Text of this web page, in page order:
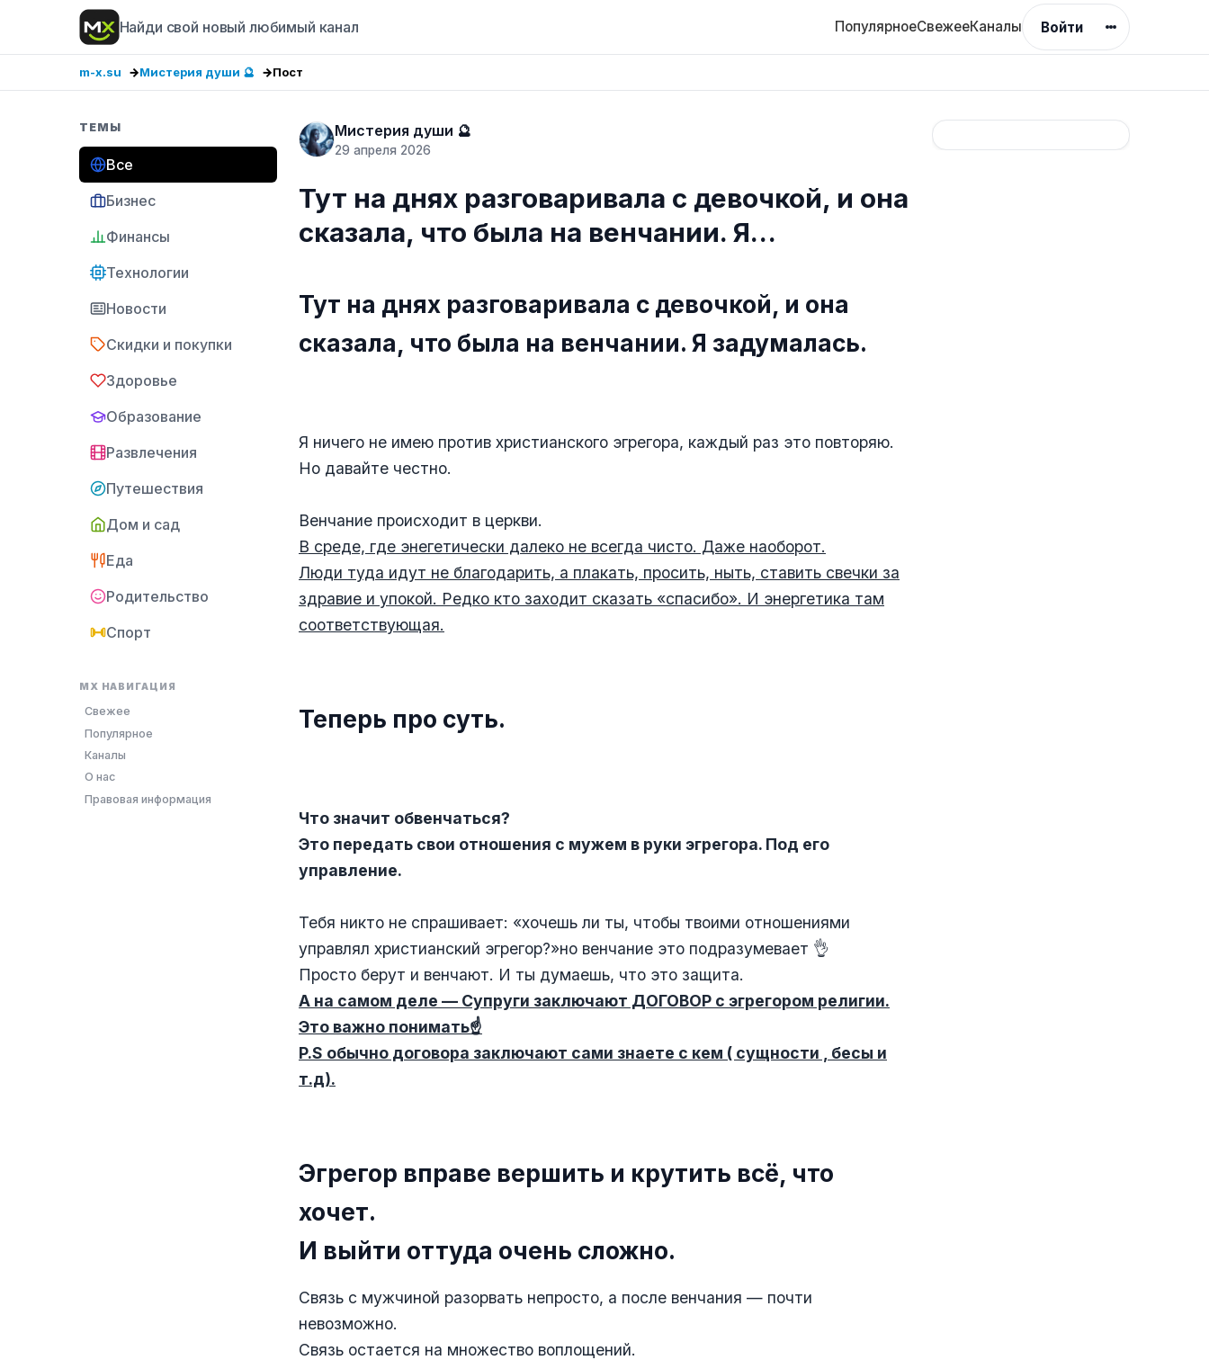
Найди свой новый любимый канал ПопулярноеСвежееКаналы Войти
m-x.su Мистерия души 🔮 Пост
ТЕМЫ
Все
Бизнес
Финансы
Технологии
Новости
Скидки и покупки
Здоровье
Образование
Развлечения
Путешествия
Дом и сад
Еда
Родительство
Спорт
MX НАВИГАЦИЯ
Свежее
Популярное
Каналы
О нас
Правовая информация
Мистерия души 🔮
29 апреля 2026
Тут на днях разговаривала с девочкой, и она
сказала, что была на венчании. Я…
Тут на днях разговаривала с девочкой, и она
сказала, что была на венчании. Я задумалась.
Я ничего не имею против христианского эгрегора, каждый раз это повторяю.
Но давайте честно.
Венчание происходит в церкви.
В среде, где энегетически далеко не всегда чисто. Даже наоборот.
Люди туда идут не благодарить, а плакать, просить, ныть, ставить свечки за
здравие и упокой. Редко кто заходит сказать «спасибо». И энергетика там
соответствующая.
Теперь про суть.
Что значит обвенчаться?
Это передать свои отношения с мужем в руки эгрегора. Под его
управление.
Тебя никто не спрашивает: «хочешь ли ты, чтобы твоими отношениями
управлял христианский эгрегор?»но венчание это подразумевает 👌
Просто берут и венчают. И ты думаешь, что это защита.
А на самом деле — Супруги заключают ДОГОВОР с эгрегором религии.
Это важно понимать☝️
P.S обычно договора заключают сами знаете с кем ( сущности , бесы и
т.д).
Эгрегор вправе вершить и крутить всё, что
хочет.
И выйти оттуда очень сложно.
Связь с мужчиной разорвать непросто, а после венчания — почти
невозможно.
Связь остается на множество воплощений.